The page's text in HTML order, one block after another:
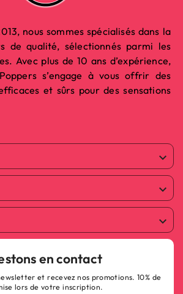
nous sommes spécialisés dans la
de qualité, sélectionnés parmi les
Avec plus de 10 ans d’expérience,
s’engage à vous offrir des
et sûrs pour des sensations



en contact
et recevez nos promotions. 10% de
lors de votre inscription.